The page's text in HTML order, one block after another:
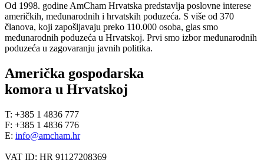
Od 1998. godine AmCham Hrvatska predstavlja poslovne interese
američkih, međunarodnih i hrvatskih poduzeća. S više od 370
članova, koji zapošljavaju preko 110.000 osoba, glas smo
međunarodnih poduzeća u Hrvatskoj. Prvi smo izbor međunarodnih
poduzeća u zagovaranju javnih politika.
Američka gospodarska
komora u Hrvatskoj
T: +385 1 4836 777
F: +385 1 4836 776
E: info@amcham.hr
VAT ID: HR 91127208369